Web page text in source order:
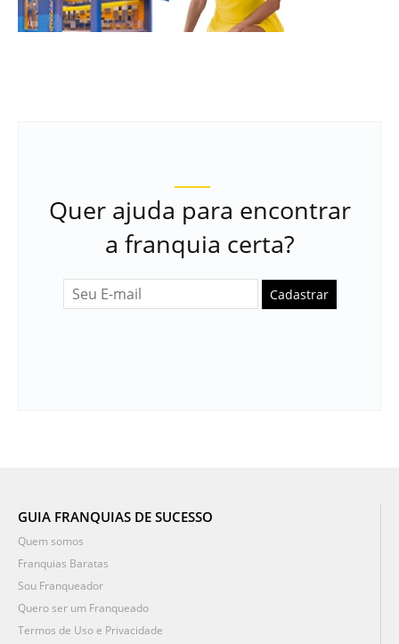
Quer ajuda para encontrar
a franquia certa?
Cadastrar
GUIA FRANQUIAS DE SUCESSO
Quem somos
Franquias Baratas
Sou Franqueador
Quero ser um Franqueado
Termos de Uso e Privacidade